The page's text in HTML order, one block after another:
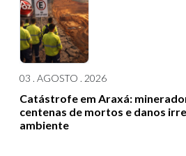
03 . AGOSTO . 2026
Catástrofe em Araxá:
centenas de mortos e danos
ambiente